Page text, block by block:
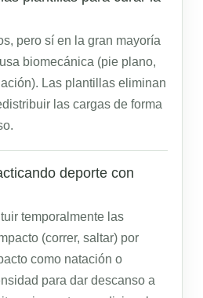
pero sí en la gran mayoría
biomecánica (pie plano,
Las plantillas eliminan
las cargas de forma
deporte con
temporalmente las
(correr, saltar) por
como natación o
para dar descanso a